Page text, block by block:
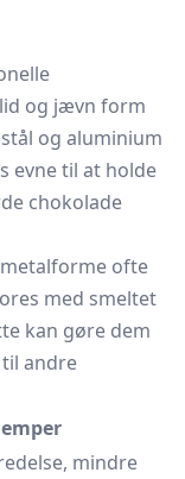
og jævn form
og aluminium
evne til at holde
chokolade
ofte
med smeltet
kan gøre dem
andre
mindre